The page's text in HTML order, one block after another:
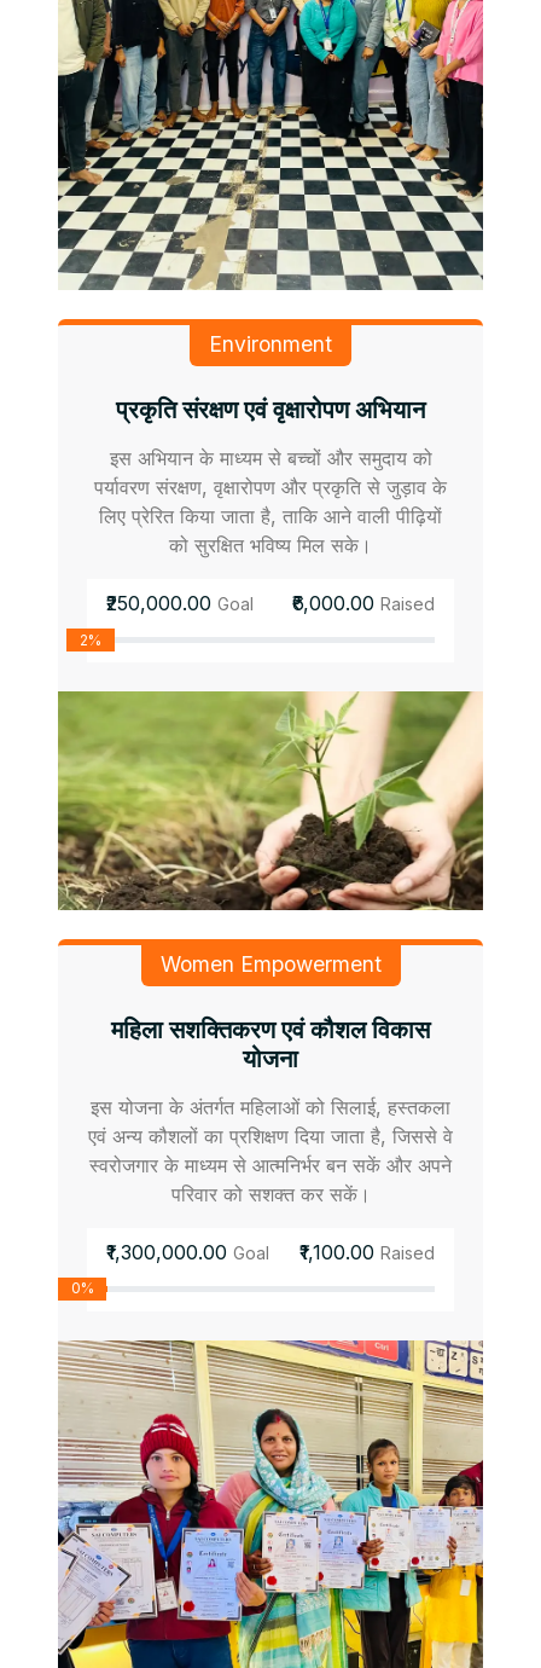
Environment
प्रकृति संरक्षण एवं वृक्षारोपण अभियान
इस अभियान के माध्यम से बच्चों और समुदाय को
पर्यावरण संरक्षण, वृक्षारोपण और प्रकृति से जुड़ाव के
लिए प्रेरित किया जाता है, ताकि आने वाली पीढ़ियों
को सुरक्षित भविष्य मिल सके।
₹250,000.00 Goal ₹6,000.00 Raised
2%
Women Empowerment
महिला सशक्तिकरण एवं कौशल विकास
योजना
इस योजना के अंतर्गत महिलाओं को सिलाई, हस्तकला
एवं अन्य कौशलों का प्रशिक्षण दिया जाता है, जिससे वे
स्वरोजगार के माध्यम से आत्मनिर्भर बन सकें और अपने
परिवार को सशक्त कर सकें।
₹1,300,000.00 Goal ₹1,100.00 Raised
0%